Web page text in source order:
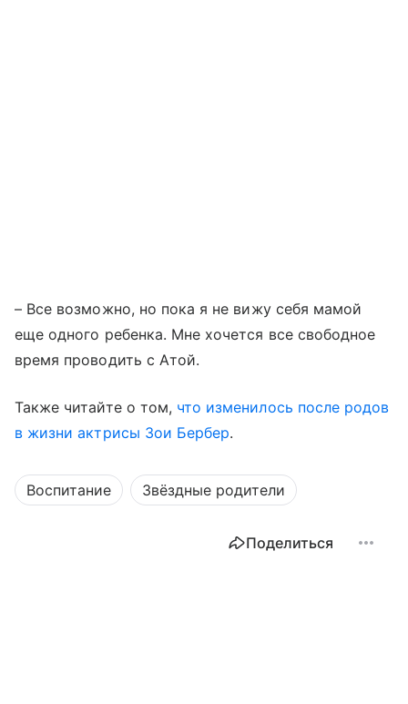
– Все возможно, но пока я не вижу себя мамой
еще одного ребенка. Мне хочется все свободное
время проводить с Атой.
Также читайте о том, что изменилось после родов
в жизни актрисы Зои Бербер.
Воспитание Звёздные родители
Поделиться